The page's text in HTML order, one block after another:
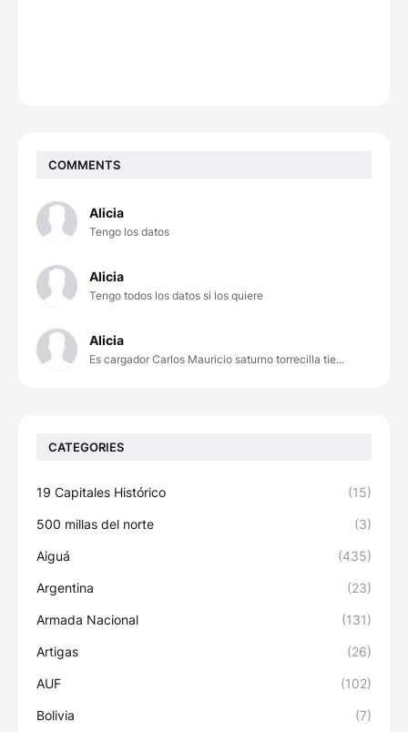
COMMENTS
Alicia
Tengo los datos
Alicia
Tengo todos los datos si los quiere
Alicia
Es cargador Carlos Mauricio saturno torrecilla tie...
CATEGORIES
19 Capitales Histórico (15)
500 millas del norte (3)
Aiguá (435)
Argentina (23)
Armada Nacional (131)
Artigas (26)
AUF (102)
Bolivia (7)